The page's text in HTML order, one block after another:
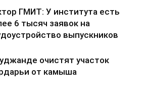
ГМИТ: У института есть
6 тысяч заявок на
выпускников
очистят участок
от камыша